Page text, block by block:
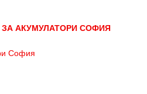
АКУМУЛАТОРИ СОФИЯ